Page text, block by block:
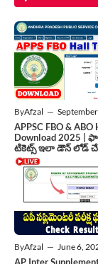
ByAfzal —
APPSC FBO &
Download 2025 |
టికెట్స్ ఇలా డౌన్ లోడ్
ByAfzal — June 6,